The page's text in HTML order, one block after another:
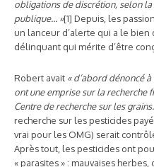
obligations de discrétion, selon
publique… »[1] Depuis, les
un lanceur d’alerte qui a le
délinquant qui mérite d’être
Robert avait « d’abord dénoncé
ont une emprise sur la recherche
Centre de recherche sur les
recherche sur les pesticides
vrai pour les OMG) serait
Après tout, les pesticides ont
« parasites » : mauvaises